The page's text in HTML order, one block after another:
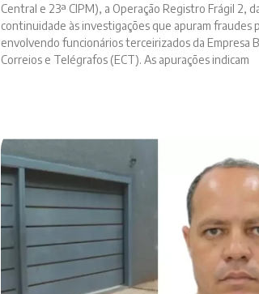
Central e 23ª CIPM), a Operação Registro Frágil 2,
continuidade às investigações que apuram fraudes
envolvendo funcionários terceirizados da Empresa
Correios e Telégrafos (ECT). As apurações indicam